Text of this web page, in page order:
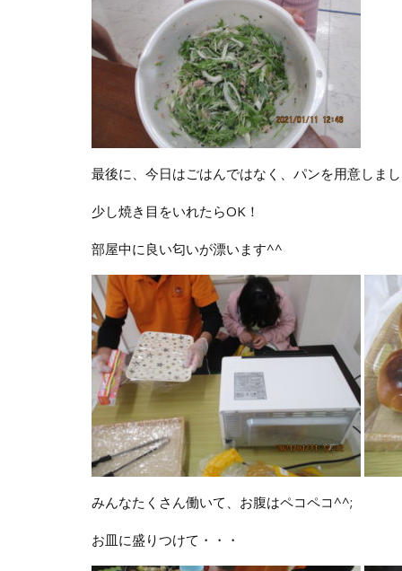
最後に、今日はごはんではなく、パンを用意しま
少し焼き目をいれたらOK！
部屋中に良い匂いが漂います^^
みんなたくさん働いて、お腹はペコペコ^^;
お皿に盛りつけて・・・